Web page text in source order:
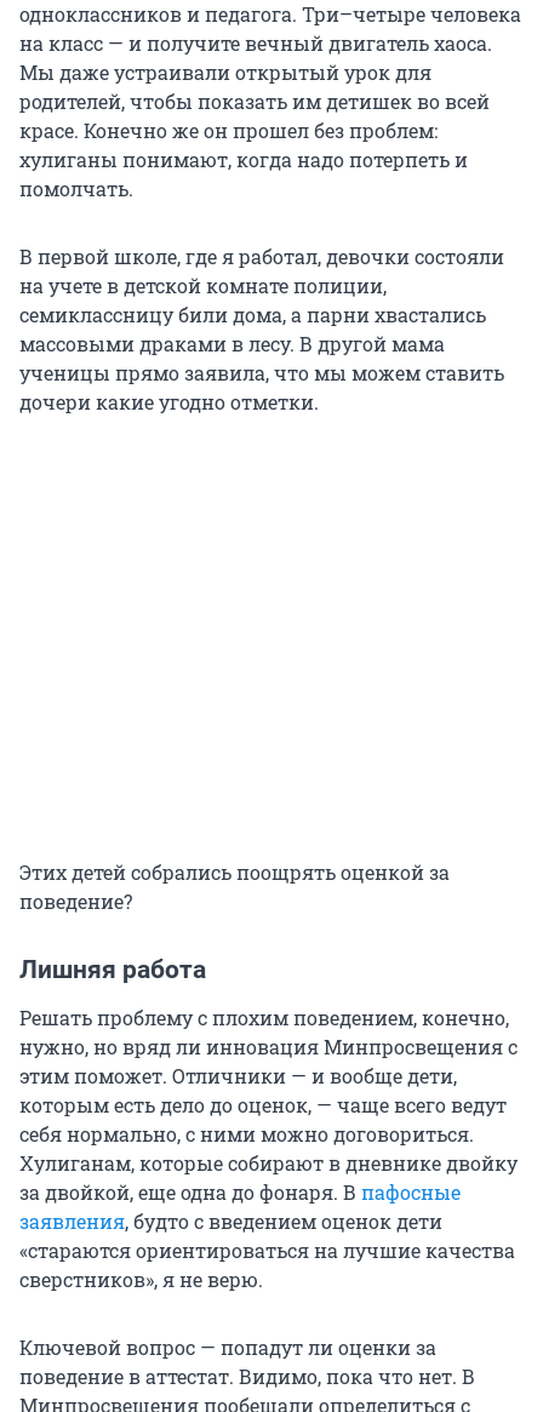
одноклассников и педагога. Три–четыре человека
на класс — и получите вечный двигатель хаоса.
Мы даже устраивали открытый урок для
родителей, чтобы показать им детишек во всей
красе. Конечно же он прошел без проблем:
хулиганы понимают, когда надо потерпеть и
помолчать.
В первой школе, где я работал, девочки состояли
на учете в детской комнате полиции,
семиклассницу били дома, а парни хвастались
массовыми драками в лесу. В другой мама
ученицы прямо заявила, что мы можем ставить
дочери какие угодно отметки.
Этих детей собрались поощрять оценкой за
поведение?
Лишняя работа
Решать проблему с плохим поведением, конечно,
нужно, но вряд ли инновация Минпросвещения с
этим поможет. Отличники — и вообще дети,
которым есть дело до оценок, — чаще всего ведут
себя нормально, с ними можно договориться.
Хулиганам, которые собирают в дневнике двойку
за двойкой, еще одна до фонаря. В пафосные
заявления, будто с введением оценок дети
«стараются ориентироваться на лучшие качества
сверстников», я не верю.
Ключевой вопрос — попадут ли оценки за
поведение в аттестат. Видимо, пока что нет. В
Минпросвещения пообещали определиться с